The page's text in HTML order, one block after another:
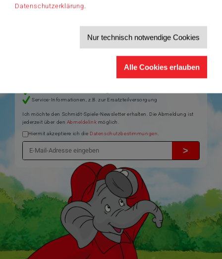
Datenschutzerklärung
Nur technisch notwendige Cookies
Alle Cookies erlauben
Der Schmidt-Spiele-Newsletter
Bleiben Sie auf dem Laufenden zu Neuheiten, Trends und aktuellen
® Spiele – und sichern Sie sich einen
Willkommensgutschein in Höhe von 5€ für Ihren nächsten Einkauf im
Service-Informationen, z.B. zur Ersatzteilversorgung
Ich möchte den Schmidt-Spiele-Newsletter erhalten. Die Abmeldung ist
jederzeit über den Abmeldelink möglich.
Hiermit akzeptiere ich die Datenschutzbestimmungen
>